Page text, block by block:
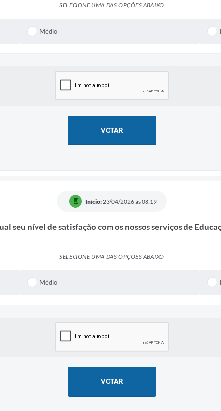
SELECIONE UMA DAS OPÇÕES ABAIXO
Médio
VOTAR
Início: 23/04/2026 às 08:19
seu nível de satisfação com os nossos serviços de
SELECIONE UMA DAS OPÇÕES ABAIXO
Médio
VOTAR